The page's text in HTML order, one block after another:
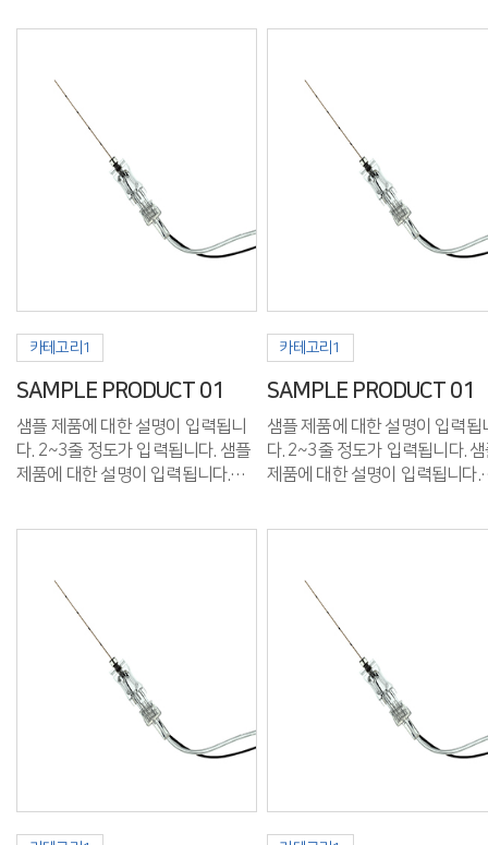
카테고리1
SAMPLE PRODUCT 01
샘플 제품에 대한 설명이 입력됩니
다. 2~3줄 정도가 입력됩니다. 샘플
제품에 대한 설명이 입력됩니다.
카테고리1
SAMPLE PRODUCT 01
샘플 제품에 대한 설명이 입력됩
다. 2~3줄 정도가 입력됩니다. 샘플
제품에 대한 설명이 입력됩니다.